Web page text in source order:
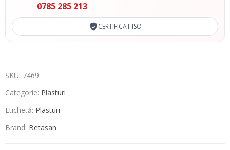
0785 285 213
CERTIFICAT ISO
SKU: 7469
Categorie: Plasturi
Etichetă: Plasturi
Brand: Betasan